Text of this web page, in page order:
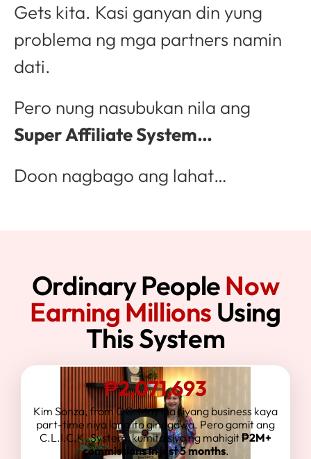
Gets kita. Kasi ganyan din yung
problema ng mga partners namin
dati.
Pero nung nasubukan nila ang
Super Affiliate System…
Doon nagbago ang lahat…
Ordinary PeopleNow
Earning Millions Using
This System
₱2,071,693
Kim Sonza, from QC. May iba siyang business kaya
part-time niya lang ito ginagawa. Pero gamit ang
C.L.I.C.K. System, kumita siya ng mahigit₱2M+
commissions in just 5 months.